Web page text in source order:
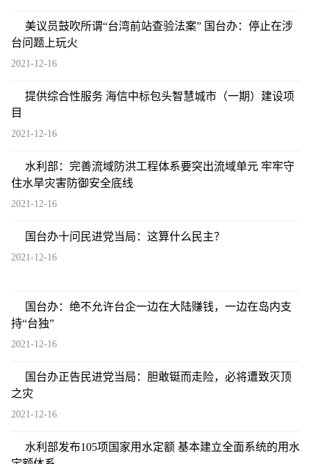
美议员鼓吹所谓“台湾前站查验法案” 国台办：停止在涉
台问题上玩火
2021-12-16
提供综合性服务 海信中标包头智慧城市（一期）建设项
目
2021-12-16
水利部：完善流域防洪工程体系要突出流域单元 牢牢守
住水旱灾害防御安全底线
2021-12-16
国台办十问民进党当局：这算什么民主？
2021-12-16
国台办：绝不允许台企一边在大陆赚钱，一边在岛内支
持“台独”
2021-12-16
国台办正告民进党当局：胆敢铤而走险，必将遭致灭顶
之灾
2021-12-16
水利部发布105项国家用水定额 基本建立全面系统的用水